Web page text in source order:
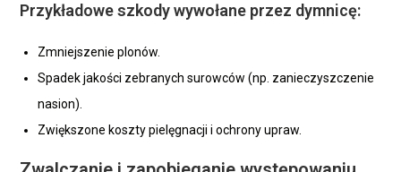
Przykładowe szkody wywołane przez dymnicę:
Zmniejszenie plonów.
Spadek jakości zebranych surowców (np. zanieczyszczenie
nasion).
Zwiększone koszty pielęgnacji i ochrony upraw.